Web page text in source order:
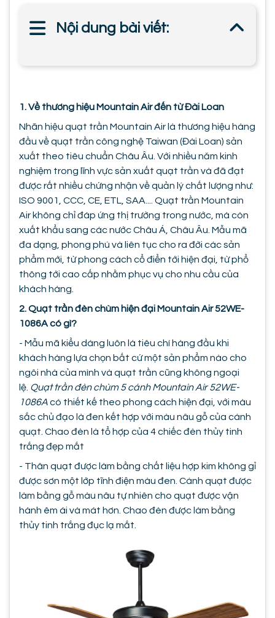
Nội dung bài viết:
1. Về thương hiệu Mountain Air đến từ Đài Loan
Nhãn hiệu quạt trần Mountain Air là thương hiệu hàng
đầu về quạt trần công nghệ Taiwan (Đài Loan) sản
xuất theo tiêu chuẩn Châu Âu. Với nhiều năm kinh
nghiệm trong lĩnh vực sản xuất quạt trần và đã đạt
được rất nhiều chứng nhận về quản lý chất lượng như:
ISO 9001, CCC, CE, ETL, SAA.... Quạt trần Mountain
Air không chỉ đáp ứng thị trường trong nước, mà còn
xuất khẩu sang các nước Châu Á, Châu Âu. Mẫu mã
đa dạng, phong phú và liên tục cho ra đời các sản
phẩm mới, từ phong cách cổ điển tới hiện đại, từ phổ
thông tới cao cấp nhằm phục vụ cho nhu cầu của
khách hàng.
2. Quạt trần đèn chùm hiện đại Mountain Air 52WE-
1086A có gì?
- Mẫu mã kiểu dáng luôn là tiêu chí hàng đầu khi
khách hàng lựa chọn bất cứ một sản phẩm nào cho
ngôi nhà của mình và quạt trần cũng không ngoại
lệ. Quạt trần đèn chùm 5 cánh Mountain Air 52WE-
1086Acó thiết kế theo phong cách hiện đại, với màu
sắc chủ đạo là đen kết hợp với màu nâu gỗ của cánh
quạt. Chao đèn là tổ hợp của 4 chiếc đèn thủy tinh
trắng đẹp mắt
- Thân quạt được làm bằng chất liệu hợp kim không gỉ
được sơn một lớp tĩnh điện màu đen. Cánh quạt được
làm bằng gỗ màu nâu tự nhiên cho quạt được vận
hành êm ái và mát hơn. Chao đèn được làm bằng
thủy tinh trắng đục lạ mắt.